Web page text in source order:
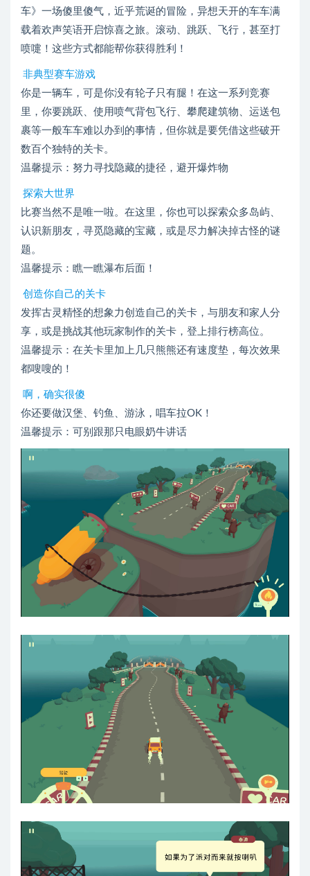
车》一场傻里傻气，近乎荒诞的冒险，异想天开的车车满
载着欢声笑语开启惊喜之旅。滚动、跳跃、飞行，甚至打
喷嚏！这些方式都能帮你获得胜利！
非典型赛车游戏
你是一辆车，可是你没有轮子只有腿！在这一系列竞赛
里，你要跳跃、使用喷气背包飞行、攀爬建筑物、运送包
裹等一般车车难以办到的事情，但你就是要凭借这些破开
数百个独特的关卡。
温馨提示：努力寻找隐藏的捷径，避开爆炸物
探索大世界
比赛当然不是唯一啦。在这里，你也可以探索众多岛屿、
认识新朋友，寻觅隐藏的宝藏，或是尽力解决掉古怪的谜
题。
温馨提示：瞧一瞧瀑布后面！
创造你自己的关卡
发挥古灵精怪的想象力创造自己的关卡，与朋友和家人分
享，或是挑战其他玩家制作的关卡，登上排行榜高位。
温馨提示：在关卡里加上几只熊熊还有速度垫，每次效果
都嗖嗖的！
啊，确实很傻
你还要做汉堡、钓鱼、游泳，唱车拉OK！
温馨提示：可别跟那只电眼奶牛讲话